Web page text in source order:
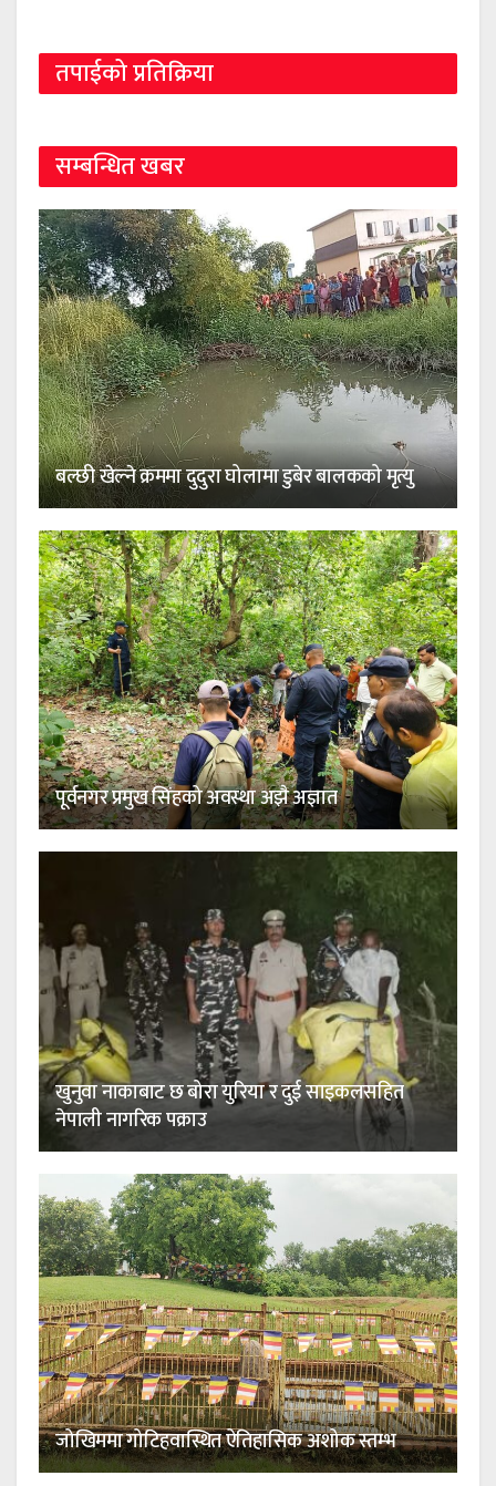
तपाईको प्रतिक्रिया
सम्बन्धित खबर
बल्छी खेल्ने क्रममा दुदुरा घोलामा डुबेर बालकको मृत्यु
पूर्वनगर प्रमुख सिंहको अवस्था अझै अज्ञात
खुनुवा नाकाबाट छ बोरा युरिया र दुई साइकलसहित
नेपाली नागरिक पक्राउ
जोखिममा गोटिहवास्थित ऐतिहासिक अशोक स्तम्भ